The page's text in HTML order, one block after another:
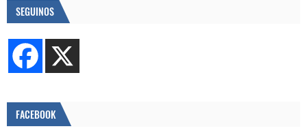
SEGUINOS
FACEBOOK